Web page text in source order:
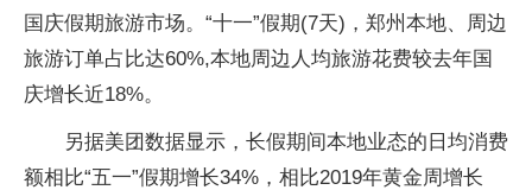
国庆假期旅游市场。“十一”假期(7天)，郑州本地、周边
旅游订单占比达60%,本地周边人均旅游花费较去年国
庆增长近18%。
另据美团数据显示，长假期间本地业态的日均消费
额相比“五一”假期增长34%，相比2019年黄金周增长